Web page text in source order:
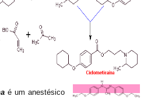
é um anestésico